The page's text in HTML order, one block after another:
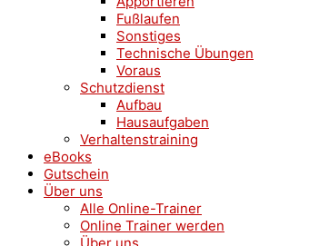
Fußlaufen
Sonstiges
Technische Übungen
Voraus
Schutzdienst
Aufbau
Hausaufgaben
Verhaltenstraining
eBooks
Gutschein
Über uns
Alle Online-Trainer
Online Trainer werden